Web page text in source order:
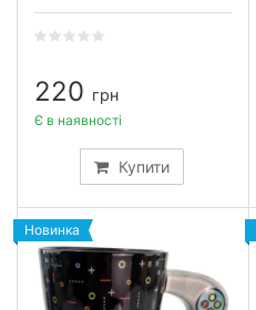
220 грн
Купити
Є в наявності
Новинка